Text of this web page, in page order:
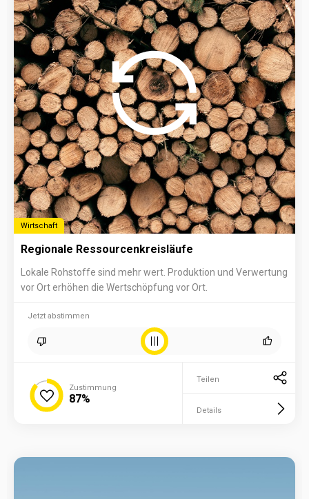
Wirtschaft
Regionale Ressourcenkreisläufe
Lokale Rohstoffe sind mehr wert. Produktion und Verwertung
vor Ort erhöhen die Wertschöpfung vor Ort.
Jetzt abstimmen
Zustimmung
87%
Teilen
Details